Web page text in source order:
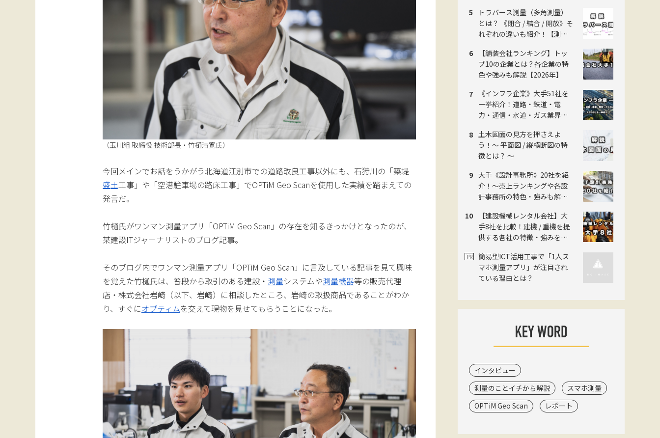
（玉川組 取締役 技術部長・竹樋満寛氏）
今回メインでお話をうかがう北海道江別市での道路改良工事以外にも、石狩川の「築堤
盛土工事」や「空港駐車場の路床工事」でOPTiM Geo Scanを使用した実績を踏まえての
発言だ。
竹樋氏がワンマン測量アプリ「OPTiM Geo Scan」の存在を知るきっかけとなったのが、
某建設ITジャーナリストのブログ記事。
そのブログ内でワンマン測量アプリ「OPTiM Geo Scan」に言及している記事を見て興味
を覚えた竹樋氏は、普段から取引のある建設・ 測量システムや測量機器等の販売代理
店・株式会社岩崎（以下、岩崎）に相談したところ、岩崎の取扱商品であることがわか
り、すぐにオプティムを交えて現物を見せてもらうことになった。
トラバース測量（多角測量）
とは？ 《閉合 / 結合 / 開放》そ
れぞれの違いも紹介！【測量
【舗装会社ランキング】トッ
プ10の企業とは？各企業の特
色や強みも解説【2026年】
《インフラ企業》大手51社を
一挙紹介！道路・鉄道・電
力・通信・水道・ガス業界の
も解説 【2026年】
土木図面の見方を押さえよ
う！〜 平面図 / 縦横断図の特
徴とは？ 〜
大手《設計事務所》20社を紹
介！〜売上ランキングや各設
計事務所の特色・強みも解
【建設機械レンタル会社】大
手8社を比較！建機 / 重機を提
供する各社の特徴・強みを解
簡易型ICT活用工事で「1人ス
マホ測量アプリ」が注目され
ている理由とは？
インタビュー
測量のことイチから解説
スマホ測量
OPTiM Geo Scan
レポート